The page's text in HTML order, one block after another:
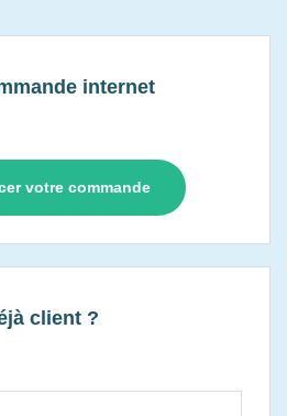
internet
votre commande
client ?